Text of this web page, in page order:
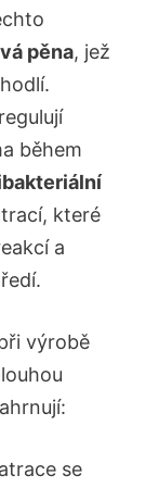
pěna, jež
během
které
a
výrobě
se